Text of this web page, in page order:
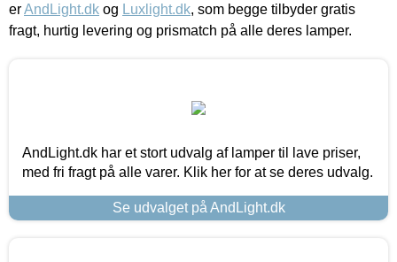
erAndLight.dk og Luxlight.dk, som begge tilbyder gratis
fragt, hurtig levering og prismatch på alle deres lamper.
AndLight.dk har et stort udvalg af lamper til lave priser,
med fri fragt på alle varer. Klik her for at se deres udvalg.
Se udvalget på AndLight.dk